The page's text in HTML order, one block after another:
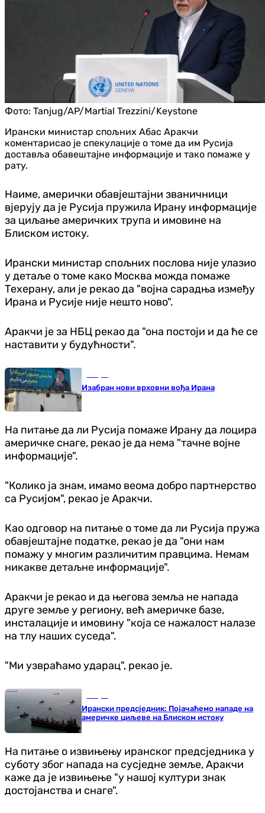
Фото: Tanjug/AP/Martial Trezzini/Keystone
Ирански министар спољних Абас Аракчи
коментарисао је спекулације о томе да им Русија
доставља обавештајне информације и тако помаже у
рату.
Наиме, амерички обавјештајни званичници
вјерују да је Русија пружила Ирану информације
за циљање америчких трупа и имовине на
Блиском истоку.
Ирански министар спољних послова није улазио
у детаље о томе како Москва можда помаже
Техерану, али је рекао да "војна сарадња између
Ирана и Русије није нешто ново".
Аракчи је за НБЦ рекао да "она постоји и да ће се
наставити у будућности".
Изабран нови врховни вођа Ирана
На питање да ли Русија помаже Ирану да лоцира
америчке снаге, рекао је да нема "тачне војне
информације".
"Колико ја знам, имамо веома добро партнерство
са Русијом", рекао је Аракчи.
Као одговор на питање о томе да ли Русија пружа
обавјештајне податке, рекао је да "они нам
помажу у многим различитим правцима. Немам
никакве детаљне информације".
Аракчи је рекао и да његова земља не напада
друге земље у региону, већ америчке базе,
инсталације и имовину "која се нажалост налазе
на тлу наших суседа".
"Ми узвраћамо ударац", рекао је.
Ирански предсједник: Појачаћемо нападе на
америчке циљеве на Блиском истоку
На питање о извињењу иранског предсједника у
суботу због напада на сусједне земље, Аракчи
каже да је извињење "у нашој култури знак
достојанства и снаге".